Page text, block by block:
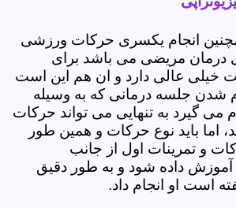
انجام یکسری حرکات ورزشی
درمان مریضی می باشد برای
خیلی عالی دارد و ان هم این است
شدن جلسه درمانی که به وسیله
می گیرد به تنهایی می تواند حرکات
اما باید نوع حرکات و همین طور
و تمرینات اول از جانب
آموزش داده شود و به طور دقیق
است او انجام داد.